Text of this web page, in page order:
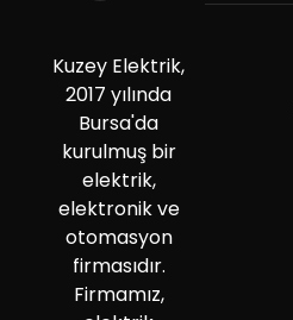
Kuzey Elektrik,
2017 yılında
Bursa'da
kurulmuş bir
elektrik,
elektronik ve
otomasyon
firmasıdır.
Firmamız,